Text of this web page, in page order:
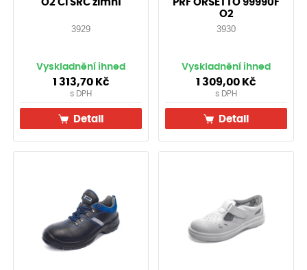
O2 CI SRC zimní
3929
Vyskladnění ihned
1 313,70 Kč
s DPH
Detail
PRF ORSETTO 99990F
O2
3930
Vyskladnění ihned
1 309,00 Kč
s DPH
Detail